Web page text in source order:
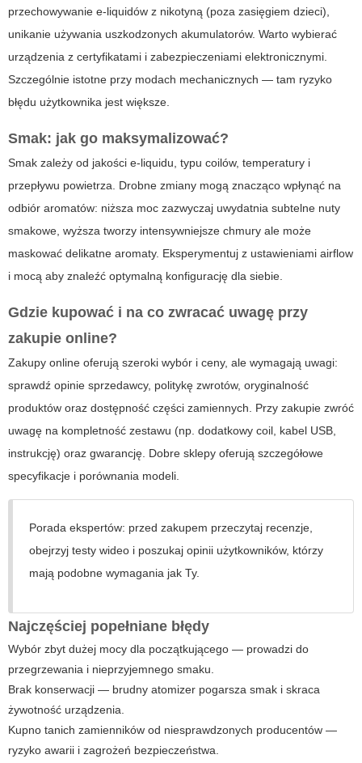
przechowywanie e-liquidów z nikotyną (poza zasięgiem dzieci),
unikanie używania uszkodzonych akumulatorów. Warto wybierać
urządzenia z certyfikatami i zabezpieczeniami elektronicznymi.
Szczególnie istotne przy modach mechanicznych — tam ryzyko
błędu użytkownika jest większe.
Smak: jak go maksymalizować?
Smak zależy od jakości e-liquidu, typu coilów, temperatury i
przepływu powietrza. Drobne zmiany mogą znacząco wpłynąć na
odbiór aromatów: niższa moc zazwyczaj uwydatnia subtelne nuty
smakowe, wyższa tworzy intensywniejsze chmury ale może
maskować delikatne aromaty. Eksperymentuj z ustawieniami airflow
i mocą aby znaleźć optymalną konfigurację dla siebie.
Gdzie kupować i na co zwracać uwagę przy
zakupie online?
Zakupy online oferują szeroki wybór i ceny, ale wymagają uwagi:
sprawdź opinie sprzedawcy, politykę zwrotów, oryginalność
produktów oraz dostępność części zamiennych. Przy zakupie zwróć
uwagę na kompletność zestawu (np. dodatkowy coil, kabel USB,
instrukcję) oraz gwarancję. Dobre sklepy oferują szczegółowe
specyfikacje i porównania modeli.
Porada ekspertów: przed zakupem przeczytaj recenzje,
obejrzyj testy wideo i poszukaj opinii użytkowników, którzy
mają podobne wymagania jak Ty.
Najczęściej popełniane błędy
Wybór zbyt dużej mocy dla początkującego — prowadzi do
przegrzewania i nieprzyjemnego smaku.
Brak konserwacji — brudny atomizer pogarsza smak i skraca
żywotność urządzenia.
Kupno tanich zamienników od niesprawdzonych producentów —
ryzyko awarii i zagrożeń bezpieczeństwa.